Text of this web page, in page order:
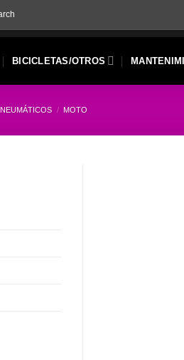
BICICLETAS/OTROS
NEUMÁTICOS / MOTO